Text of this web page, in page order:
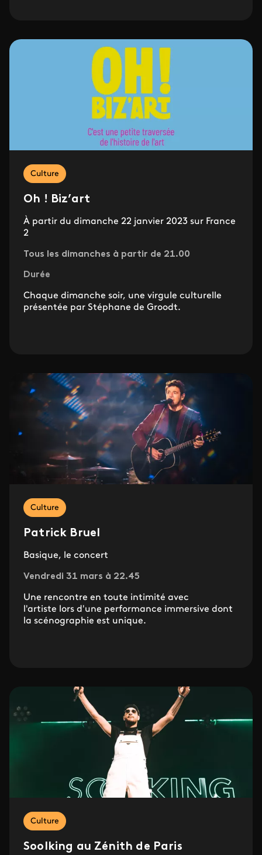
Culture
Oh ! Biz’art
À partir du dimanche 22 janvier 2023 sur France
2
Tous les dimanches à partir de 21.00
Durée
Chaque dimanche soir, une virgule culturelle
présentée par Stéphane de Groodt.
Culture
Patrick Bruel
Basique, le concert
Vendredi 31 mars à 22.45
Une rencontre en toute intimité avec
l'artiste lors d'une performance immersive dont
la scénographie est unique.
Culture
Soolking au Zénith de Paris